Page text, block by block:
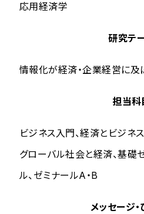
応用経済学
研究テ
情報化が経済・企業経営に及
担当科
ビジネス入門、経済とビジネ
グローバル社会と経済、基礎
ル、ゼミナールA・B
メッセージ・